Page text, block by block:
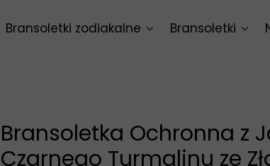
Bransoletki zodiakalne
Rak
Bransoletki
Bransoletka Ochronna z
Czarnego Turmalinu ze